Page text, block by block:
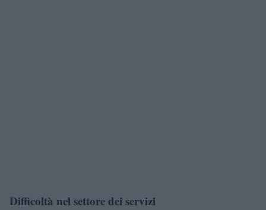
Difficoltà nel settore dei servizi